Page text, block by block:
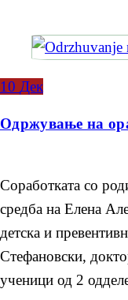
10 Дек
Одржување на
Соработката со
средба на Елена
детска и
Стефановски,
ученици од 2